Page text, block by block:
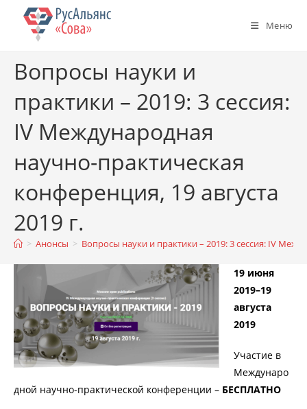
Перейти
содержимому
Меню
Вопросы науки и
практики – 2019: 3 сессия:
IV Международная
научно-практическая
конференция, 19 августа
2019 г.
> Анонсы > Вопросы науки и практики – 2019: 3 сессия: IV
19 июня
2019–19
августа
2019
Участие в
Междунаро
дной научно-практической конференции – БЕСПЛАТНО